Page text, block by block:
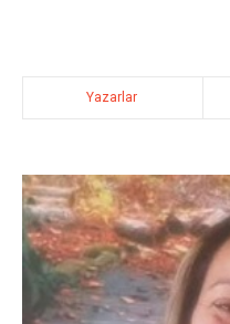
Yazarlar